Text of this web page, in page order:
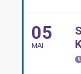
05
MAI